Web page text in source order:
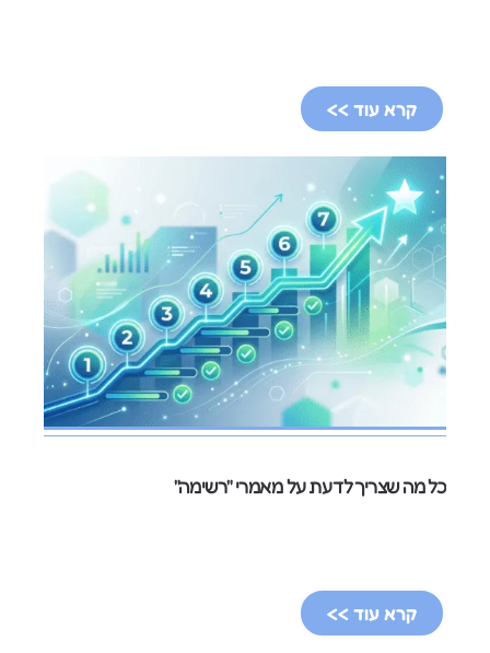
קרא עוד >>
כל מה שצריך לדעת על מאמרי "רשימה"
קרא עוד >>